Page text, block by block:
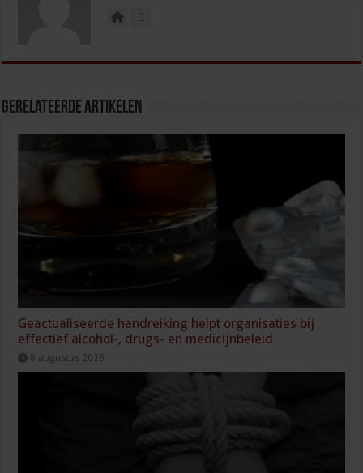
Gerelateerde Artikelen
Geactualiseerde handreiking helpt organisaties bij
effectief alcohol-, drugs- en medicijnbeleid
8 augustus 2026